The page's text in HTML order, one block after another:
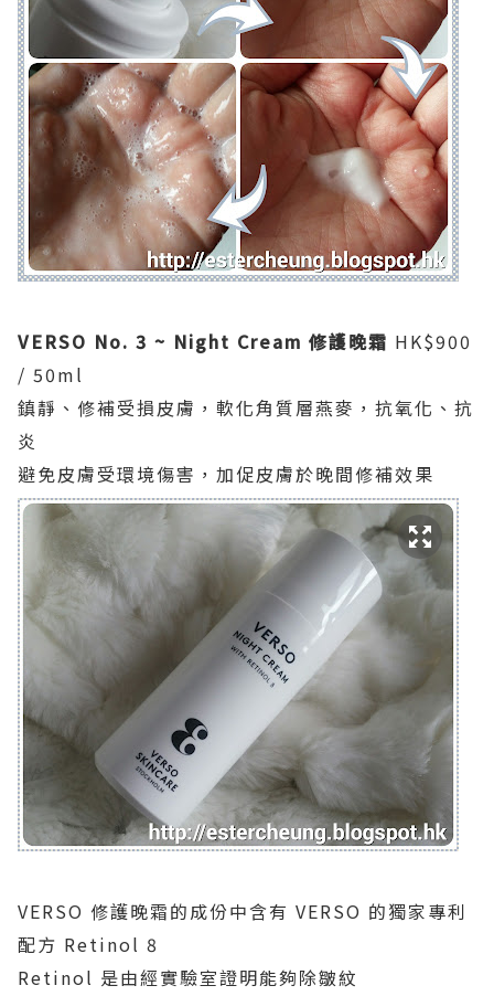
VERSO No. 3 ~ Night Cream 修護晚霜 HK$900
/ 50ml
鎮靜、修補受損皮膚，軟化角質層燕麥，抗氧化、抗
炎
避免皮膚受環境傷害，加促皮膚於晚間修補效果
VERSO 修護晚霜的成份中含有 VERSO 的獨家專利
配方 Retinol 8
Retinol 是由經實驗室證明能夠除皺紋